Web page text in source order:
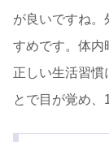
が良いですね。
すめです。体内
正しい生活習慣
とで目が覚め、